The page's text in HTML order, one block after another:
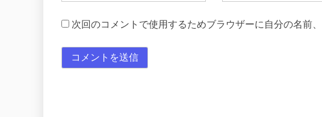
次回のコメントで使用するためブラウザーに自分の名前